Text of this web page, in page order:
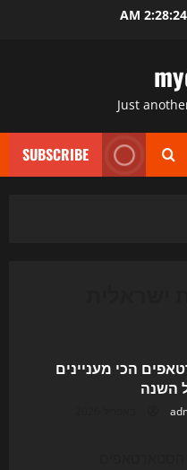
2:28:25 AM
Just
SUBSCRIBE
הכי מעניינים
השנה